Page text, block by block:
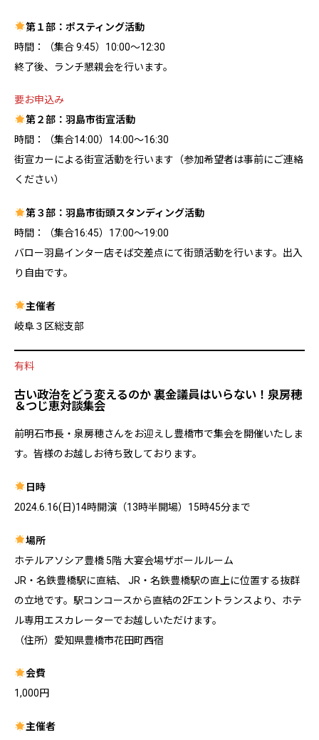
第１部：ポスティング活動
時間：（集合 9:45）10:00～12:30
終了後、ランチ懇親会を行います。
要お申込み
第２部：羽島市街宣活動
時間：（集合14:00）14:00〜16:30
街宣カーによる街宣活動を行います（参加希望者は事前にご連絡
ください）
第３部：羽島市街頭スタンディング活動
時間：（集合16:45）17:00〜19:00
バロー羽島インター店そば交差点にて街頭活動を行います。出入
り自由です。
主催者
岐阜３区総支部
有料
古い政治をどう変えるのか 裏金議員はいらない！泉房穂
＆つじ恵対談集会
前明石市長・泉房穂さんをお迎えし豊橋市で集会を開催いたしま
す。皆様のお越しお待ち致しております。
日時
2024.6.16(日)14時開演（13時半開場）15時45分まで
場所
ホテルアソシア豊橋 5階 大宴会場ザボールルーム
JR・名鉄豊橋駅に直結、 JR・名鉄豊橋駅の直上に位置する抜群
の立地です。駅コンコースから直結の2Fエントランスより、ホテ
ル専用エスカレーターでお越しいただけます。
（住所）愛知県豊橋市花田町西宿
会費
1,000円
主催者